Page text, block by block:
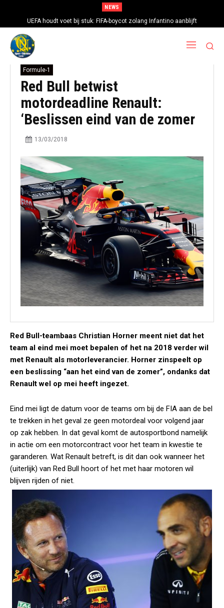
NEWS
UEFA houdt voet bij stuk: FIFA-boycot zolang Infantino aanblijft
Formule-1
Red Bull betwist
motordeadline Renault:
‘Beslissen eind van de zomer
13/03/2018
Red Bull-teambaas Christian Horner meent niet dat het
team al eind mei moet bepalen of het na 2018 verder wil
met Renault als motorleverancier. Horner zinspeelt op
een beslissing “aan het eind van de zomer”, ondanks dat
Renault wel op mei heeft ingezet.
Eind mei ligt de datum voor de teams om bij de FIA aan de bel
te trekken in het geval ze geen motordeal voor volgend jaar
op zak hebben. In dat geval komt de autosportbond namelijk
in actie om een motorcontract voor het team in kwestie te
garanderen. Wat Renault betreft, is dit dan ook wanneer het
(uiterlijk) van Red Bull hoort of het met haar motoren wil
blijven rijden of niet.